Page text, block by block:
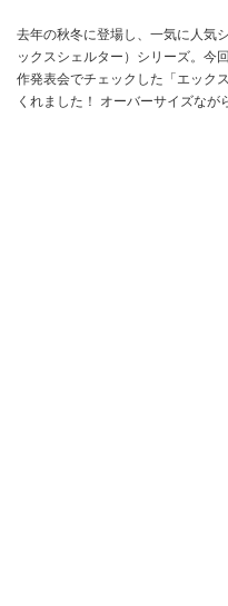
去年の秋冬に登場し、一気に人気
ックスシェルター）シリーズ。今
作発表会でチェックした「エック
くれました！ オーバーサイズなが